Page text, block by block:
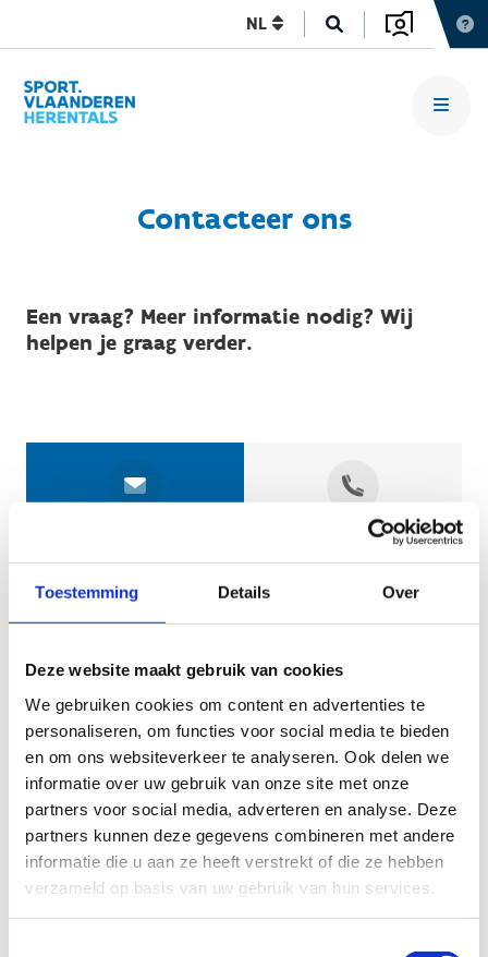
Toestemming Details Over
Deze website maakt gebruik van cookies
We gebruiken cookies om content en advertenties te
personaliseren, om functies voor social media te bieden
en om ons websiteverkeer te analyseren. Ook delen we
informatie over uw gebruik van onze site met onze
partners voor social media, adverteren en analyse. Deze
partners kunnen deze gegevens combineren met andere
informatie die u aan ze heeft verstrekt of die ze hebben
verzameld op basis van uw gebruik van hun services.
NL
Contacteer ons
Een vraag? Meer informatie nodig? Wij
helpen je graag verder.
Geef aan tot welk domein jouw vraag behoort
KIES EEN DOMEIN
Jouw vraag